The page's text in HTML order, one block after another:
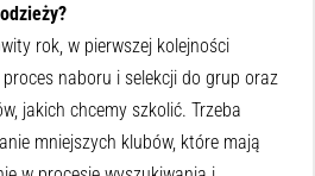
rok, w pierwszej kolejności
naboru i selekcji do grup oraz
jakich chcemy szkolić. Trzeba
mniejszych klubów, które mają